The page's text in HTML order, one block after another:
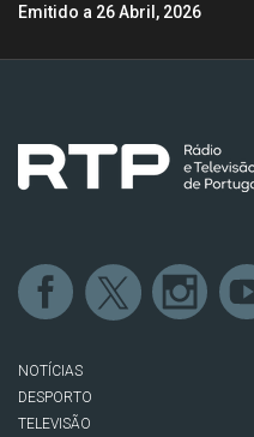
Emitido a 26 Abril, 2026
NOTÍCIAS
DESPORTO
TELEVISÃO